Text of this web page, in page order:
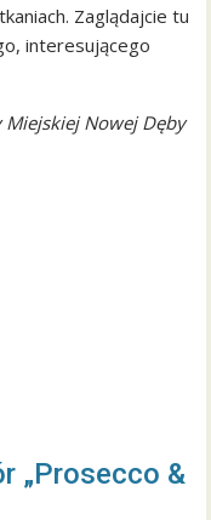
Zaglądajcie tu
interesującego
Miejskiej Nowej Dęby
„Prosecco &